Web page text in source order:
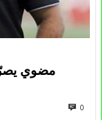
مضوي
0